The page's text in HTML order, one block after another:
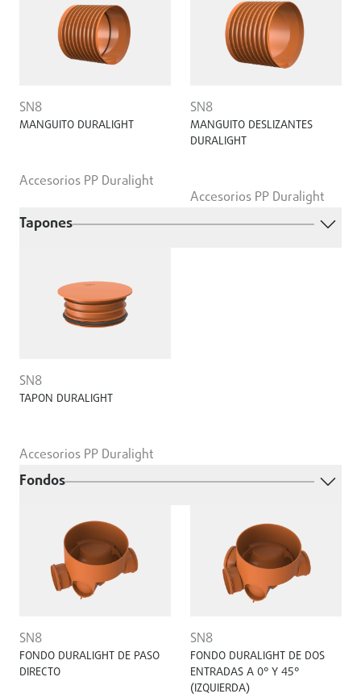
SN8
MANGUITO DURALIGHT
Accesorios PP Duralight
SN8
MANGUITO DESLIZANTES
DURALIGHT
Accesorios PP Duralight
Tapones
SN8
TAPON DURALIGHT
Accesorios PP Duralight
Fondos
SN8
FONDO DURALIGHT DE PASO
DIRECTO
SN8
FONDO DURALIGHT DE DOS
ENTRADAS A 0° Y 45°
(IZQUIERDA)